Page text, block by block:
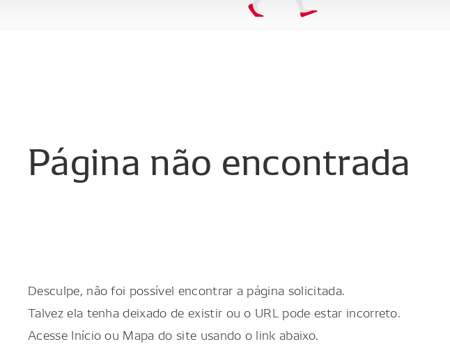
Página não encontrada
Desculpe, não foi possível encontrar a página solicitada.
Talvez ela tenha deixado de existir ou o URL pode estar incorreto.
Acesse Início ou Mapa do site usando o link abaixo.